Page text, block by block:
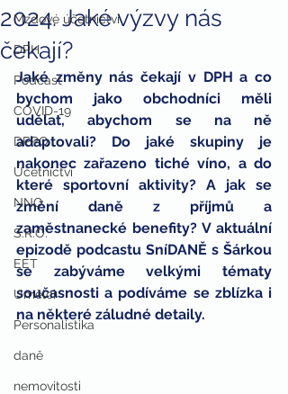
Mzdové účetnictví
DPH
Podcast
COVID-19
DPPO
Účetnictví
NNO
S.R.O.
EET
Umělci
Personalistika
daně
nemovitosti
2024. Jaké výzvy nás
čekají?
Jaké změny nás čekají v DPH a co
bychom jako obchodníci měli
udělat, abychom se na ně
adaptovali? Do jaké skupiny je
nakonec zařazeno tiché víno, a do
které sportovní aktivity? A jak se
změní daně z příjmů a
zaměstnanecké benefity? V aktuální
epizodě podcastu SníDANĚ s Šárkou
se zabýváme velkými tématy
současnosti a podíváme se zblízka i
na některé záludné detaily.